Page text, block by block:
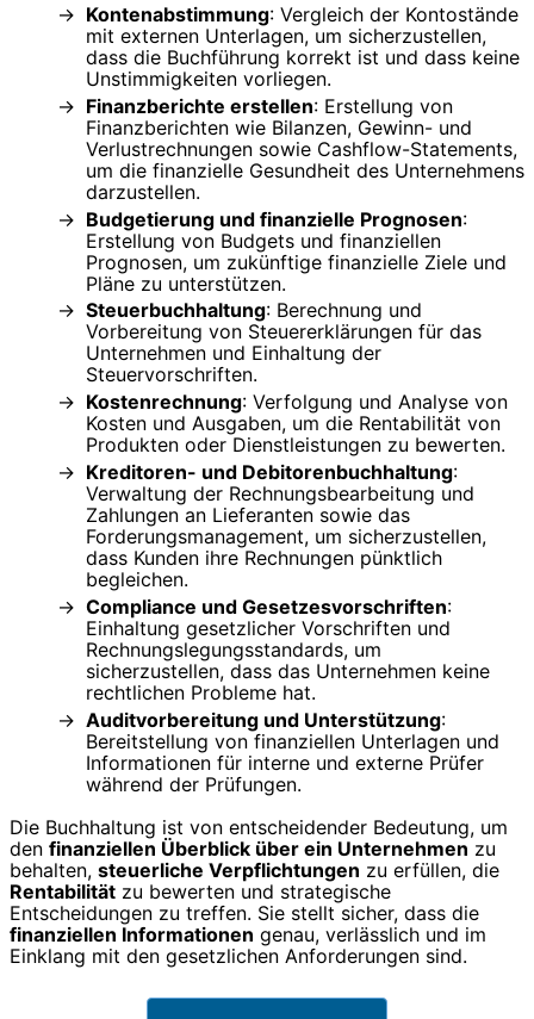
Kontenabstimmung: Vergleich der Kontostände
mit externen Unterlagen, um sicherzustellen,
dass die Buchführung korrekt ist und dass keine
Unstimmigkeiten vorliegen.
Finanzberichte erstellen: Erstellung von
Finanzberichten wie Bilanzen, Gewinn- und
Verlustrechnungen sowie Cashflow-Statements,
um die finanzielle Gesundheit des Unternehmens
darzustellen.
Budgetierung und finanzielle Prognosen:
Erstellung von Budgets und finanziellen
Prognosen, um zukünftige finanzielle Ziele und
Pläne zu unterstützen.
Steuerbuchhaltung: Berechnung und
Vorbereitung von Steuererklärungen für das
Unternehmen und Einhaltung der
Steuervorschriften.
Kostenrechnung: Verfolgung und Analyse von
Kosten und Ausgaben, um die Rentabilität von
Produkten oder Dienstleistungen zu bewerten.
Kreditoren- und Debitorenbuchhaltung:
Verwaltung der Rechnungsbearbeitung und
Zahlungen an Lieferanten sowie das
Forderungsmanagement, um sicherzustellen,
dass Kunden ihre Rechnungen pünktlich
begleichen.
Compliance und Gesetzesvorschriften:
Einhaltung gesetzlicher Vorschriften und
Rechnungslegungsstandards, um
sicherzustellen, dass das Unternehmen keine
rechtlichen Probleme hat.
Auditvorbereitung und Unterstützung:
Bereitstellung von finanziellen Unterlagen und
Informationen für interne und externe Prüfer
während der Prüfungen.
Die Buchhaltung ist von entscheidender Bedeutung, um
den finanziellen Überblick über ein Unternehmen zu
behalten, steuerliche Verpflichtungen zu erfüllen, die
Rentabilität zu bewerten und strategische
Entscheidungen zu treffen. Sie stellt sicher, dass die
finanziellen Informationen genau, verlässlich und im
Einklang mit den gesetzlichen Anforderungen sind.